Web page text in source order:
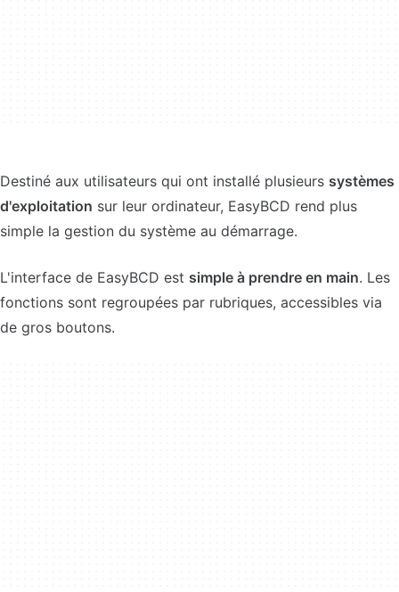
Destiné aux utilisateurs qui ont installé plusieurs systèmes
d'exploitation sur leur ordinateur, EasyBCD rend plus
simple la gestion du système au démarrage.
L'interface de EasyBCD est simple à prendre en main. Les
fonctions sont regroupées par rubriques, accessibles via
de gros boutons.